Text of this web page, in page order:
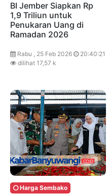
BI Jember Siapkan Rp
1,9 Triliun untuk
Penukaran Uang di
Ramadan 2026
Rabu , 25 Feb 2026
20:40:21
dilihat 17,57 k
Harga Sembako